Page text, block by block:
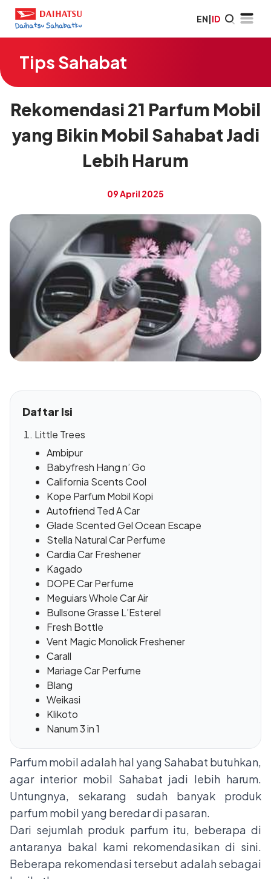
EN|ID
Tips Sahabat
Rekomendasi 21 Parfum Mobil
yang Bikin Mobil Sahabat Jadi
Lebih Harum
09 April 2025
Daftar Isi
Little Trees
Ambipur
Babyfresh Hang n’ Go
California Scents Cool
Kope Parfum Mobil Kopi
Autofriend Ted A Car
Glade Scented Gel Ocean Escape
Stella Natural Car Perfume
Cardia Car Freshener
Kagado
DOPE Car Perfume
Meguiars Whole Car Air
Bullsone Grasse L’Esterel
Fresh Bottle
Vent Magic Monolick Freshener
Carall
Mariage Car Perfume
Blang
Weikasi
Klikoto
Nanum 3 in 1
Parfum mobil adalah hal yang Sahabat butuhkan,
agar interior mobil Sahabat jadi lebih harum.
Untungnya, sekarang sudah banyak produk
parfum mobil yang beredar di pasaran.
Dari sejumlah produk parfum itu, beberapa di
antaranya bakal kami rekomendasikan di sini.
Beberapa rekomendasi tersebut adalah sebagai